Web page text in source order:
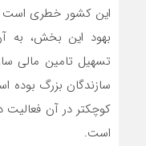
این کشور خطری است
بهود این بخش، به
تسهیل تامین مالی
سازندگان بزرگ بوده
کوچکتر در آن فعالیت
است.